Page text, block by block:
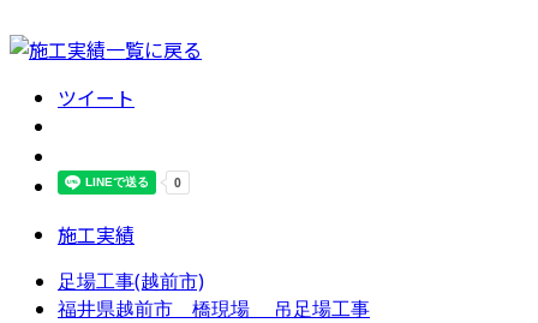
ツイート
施工実績
足場工事(越前市)
福井県越前市 橋現場 吊足場工事